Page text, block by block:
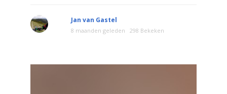
Jan van Gastel
8 maanden geleden 298 Bekeken